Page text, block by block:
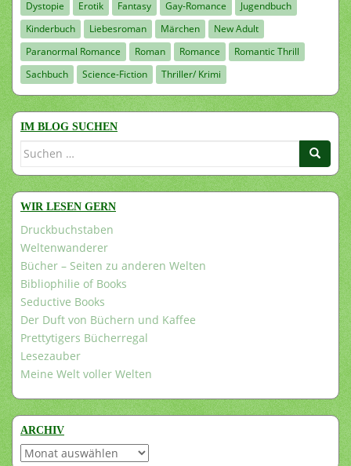
Dystopie Erotik Fantasy Gay-Romance
Jugendbuch
Kinderbuch
Liebesroman Märchen
New Adult
Paranormal Romance
Roman Romance
Romantic Thrill
Sachbuch
Science-Fiction Thriller/ Krimi
IM BLOG SUCHEN
Suchen
WIR LESEN GERN
Druckbuchstaben
Weltenwanderer
Bücher – Seiten zu anderen Welten
Bibliophilie of Books
Seductive Books
Der Duft von Büchern und Kaffee
Prettytigers Bücherregal
Lesezauber
Meine Welt voller Welten
ARCHIV
Archiv